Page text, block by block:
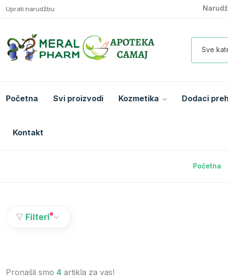
Uprati narudžbu
Sve
Početna Svi proizvodi Kozmetika Dodaci
Kontakt
Početna
Filteri
Pronašli smo 4 artikla za vas!